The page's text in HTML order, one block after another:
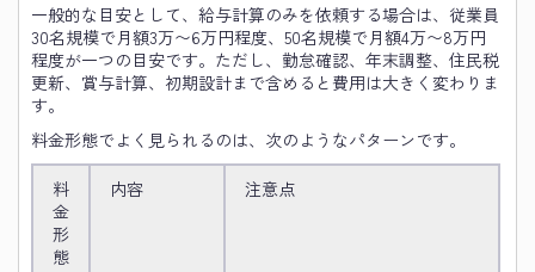
一般的な目安として、給与計算のみを依頼する場合は、従業員
30名規模で月額3万〜6万円程度、50名規模で月額4万〜8万円
程度が一つの目安です。ただし、勤怠確認、年末調整、住民税
更新、賞与計算、初期設計まで含めると費用は大きく変わりま
す。
料金形態でよく見られるのは、次のようなパターンです。
料
金
形
態
内容 注意点